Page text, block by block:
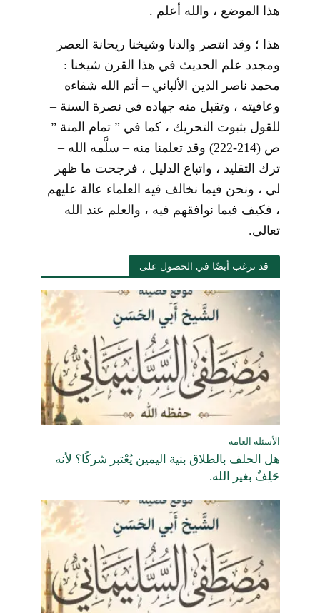
هذا الموضع ، والله أعلم .
هذا ؛ وقد انتصر والدنا وشيخنا ريحانة العصر
ومجدد علم الحديث في هذا القرن شيخنا :
محمد ناصر الدين الألباني – أتم الله شفاءه
وعافيته ، وتقبل منه جهاده في نصرة السنة –
للقول بثبوت التحريك ، كما في ” تمام المنة ”
ص (214-222) وقد تعلمنا منه – سلَّمه الله –
ترك التقليد ، واتباع الدليل ، فرجحت ما ظهر
لي ، ونحن فيما نخالف فيه العلماء عالة عليهم
، فكيف فيما نوافقهم فيه ، والعلم عند الله
تعالى.
قد ترغب أيضًا في الحصول على
الأسئلة العامة
هل الحلف بالطلاق بنية اليمين يُعْتبر شركًا؟ لأنه
حَلِفٌ بغير الله.